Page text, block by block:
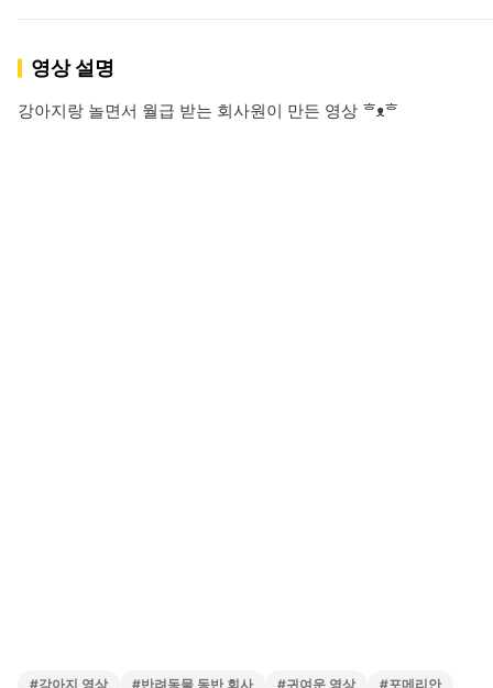
영상 설명
강아지랑 놀면서 월급 받는 회사원이 만든 영상 ᄒᴥᄒ
#강아지 영상 #반려동물 동반 회사 #귀여운 영상 #포메리안